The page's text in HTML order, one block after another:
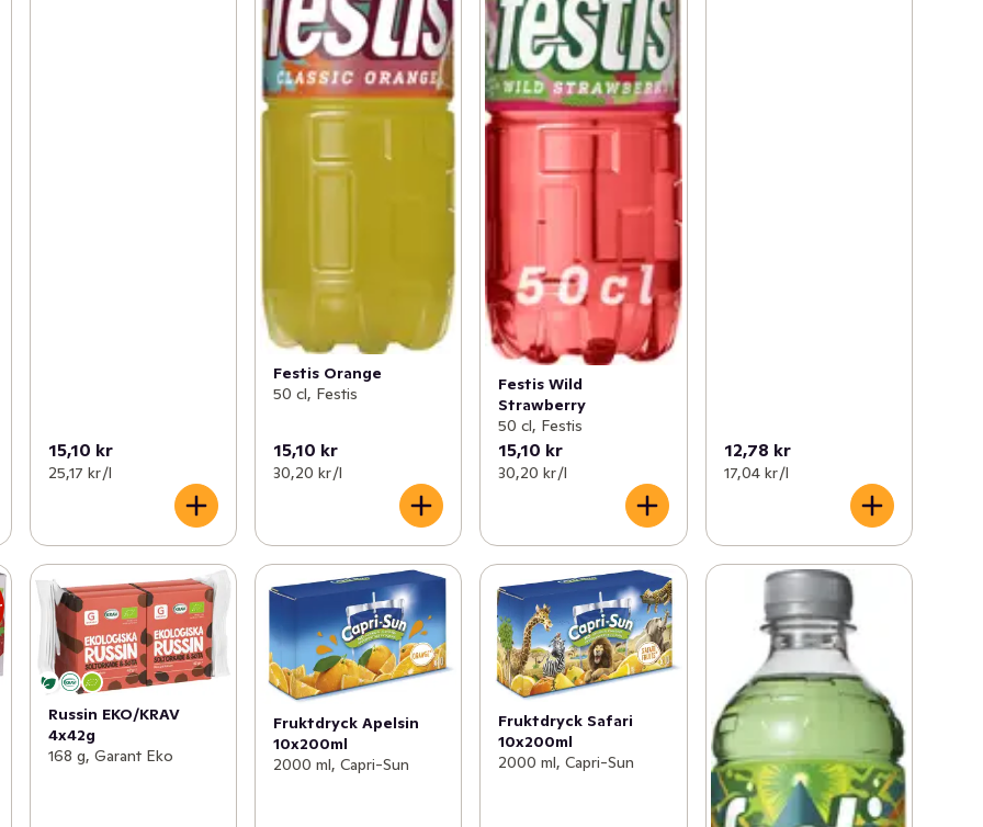
15,10 kr
25,17 kr /l
Festis Orange
50 cl, Festis
15,10 kr
30,20 kr /l
Festis Wild
Strawberry
50 cl, Festis
15,10 kr
30,20 kr /l
12,78 kr
17,04 kr /l
Russin EKO/KRAV
4x42g
168 g, Garant Eko
Fruktdryck Apelsin
10x200ml
2000 ml, Capri-Sun
Fruktdryck Safari
10x200ml
2000 ml, Capri-Sun